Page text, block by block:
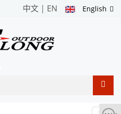
English
中文 | EN